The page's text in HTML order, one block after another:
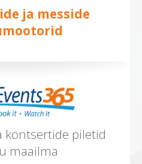
ja messide
kontsertide piletid
maailma